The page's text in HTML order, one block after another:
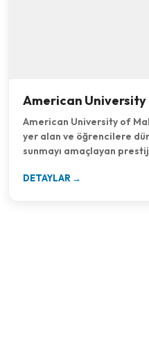
American
American University of
yer alan ve öğrencilere
sunmayı amaçlayan
DETAYLAR →